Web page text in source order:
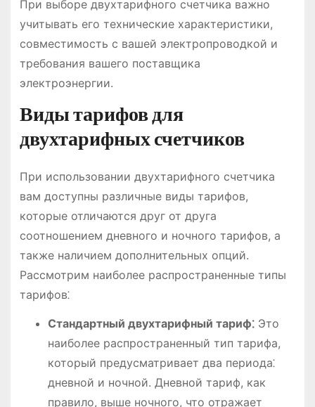
При выборе двухтарифного счетчика важно
учитывать его технические характеристики,
совместимость с вашей электропроводкой и
требования вашего поставщика
электроэнергии.
Виды тарифов для
двухтарифных счетчиков
При использовании двухтарифного счетчика
вам доступны различные виды тарифов,
которые отличаются друг от друга
соотношением дневного и ночного тарифов, а
также наличием дополнительных опций.
Рассмотрим наиболее распространенные типы
тарифов⁚
Стандартный двухтарифный тариф⁚Это
наиболее распространенный тип тарифа,
который предусматривает два периода⁚
дневной и ночной. Дневной тариф, как
правило, выше ночного, что отражает